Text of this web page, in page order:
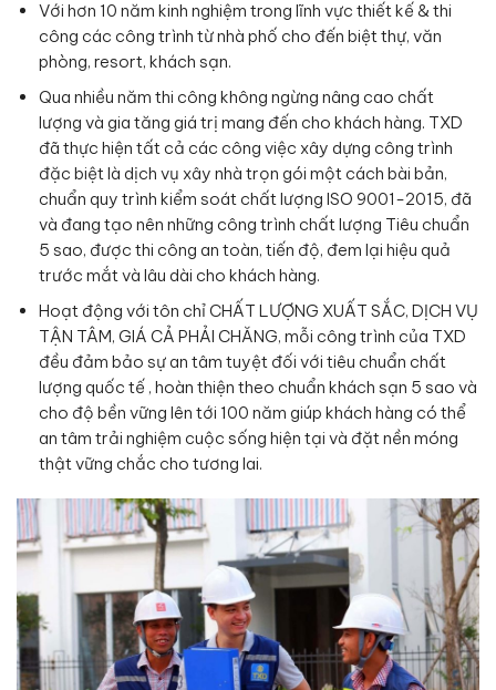
Với hơn 10 năm kinh nghiệm trong lĩnh vực thiết kế & thi
công các công trình từ nhà phố cho đến biệt thự, văn
phòng, resort, khách sạn.
Qua nhiều năm thi công không ngừng nâng cao chất
lượng và gia tăng giá trị mang đến cho khách hàng. TXD
đã thực hiện tất cả các công việc xây dựng công trình
đặc biệt là dịch vụ xây nhà trọn gói một cách bài bản,
chuẩn quy trình kiểm soát chất lượng ISO 9001-2015, đã
và đang tạo nên những công trình chất lượng Tiêu chuẩn
5 sao, được thi công an toàn, tiến độ, đem lại hiệu quả
trước mắt và lâu dài cho khách hàng.
Hoạt động với tôn chỉ CHẤT LƯỢNG XUẤT SẮC, DỊCH VỤ
TẬN TÂM, GIÁ CẢ PHẢI CHĂNG, mỗi công trình của TXD
đều đảm bảo sự an tâm tuyệt đối với tiêu chuẩn chất
lượng quốc tế , hoàn thiện theo chuẩn khách sạn 5 sao và
cho độ bền vững lên tới 100 năm giúp khách hàng có thể
an tâm trải nghiệm cuộc sống hiện tại và đặt nền móng
thật vững chắc cho tương lai.